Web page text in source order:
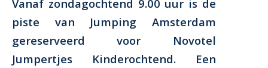
Vanaf zondagochtend 9.00 uur is de
piste van Jumping Amsterdam
gereserveerd voor Novotel
Jumpertjes Kinderochtend. Een